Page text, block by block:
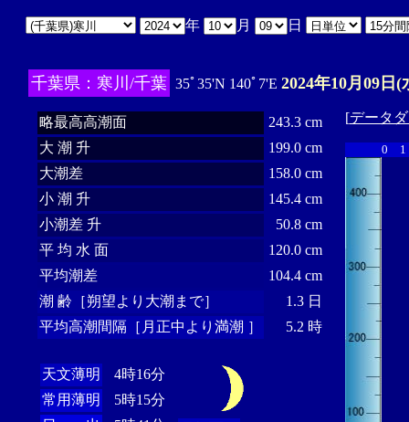
年 月 日
千葉県：寒川/千葉 35ﾟ35'N 140ﾟ7'E 2024年10月09日(
略最高高潮面
243.3 cm
大 潮 升
199.0 cm
大潮差
158.0 cm
小 潮 升
145.4 cm
小潮差 升
50.8 cm
平 均 水 面
120.0 cm
平均潮差
104.4 cm
潮 齢［朔望より大潮まで］
1.3 日
平均高潮間隔［月正中より満潮 ］
5.2 時
天文薄明
4時16分
常用薄明
5時15分
[データ
0 1